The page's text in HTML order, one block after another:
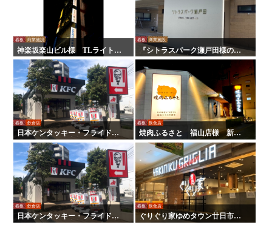
看板 商業施設
神楽坂楽山ビル様 TLライトパ
ネル
看板 商業施設
『シトラスパーク瀬戸田様のリ
ニューアルに伴う施工を行いま
した！
看板 飲食店
日本ケンタッキー・フライド・
チキン様 全国店舗サイン工事 |
タテイシ広美社
看板 飲食店
焼肉ふるさと 福山店様 新装
サイン工事
看板 飲食店
日本ケンタッキー・フライド・
チキン様 全国店舗サイン工事
看板 飲食店
ぐりぐり家ゆめタウン廿日市店
様 新装サイン工事